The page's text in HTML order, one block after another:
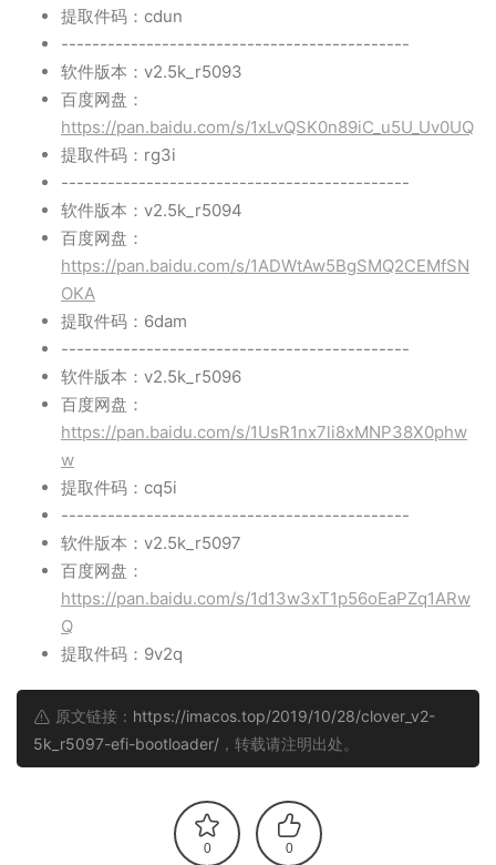
提取件码：cdun
---------------------------------------------
软件版本：v2.5k_r5093
百度网盘：
https://pan.baidu.com/s/1xLvQSK0n89iC_u5U_Uv0UQ
提取件码：rg3i
---------------------------------------------
软件版本：v2.5k_r5094
百度网盘：
https://pan.baidu.com/s/1ADWtAw5BgSMQ2CEMfSN
OKA
提取件码：6dam
---------------------------------------------
软件版本：v2.5k_r5096
百度网盘：
https://pan.baidu.com/s/1UsR1nx7li8xMNP38X0phw
w
提取件码：cq5i
---------------------------------------------
软件版本：v2.5k_r5097
百度网盘：
https://pan.baidu.com/s/1d13w3xT1p56oEaPZq1ARw
Q
提取件码：9v2q
原文链接： https://imacos.top/2019/10/28/clover_v2-
5k_r5097-efi-bootloader/ ，转载请注明出处。
0 0